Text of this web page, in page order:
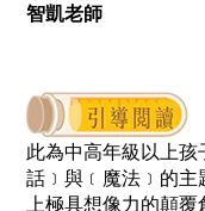
智凱老師
此為中高年級以上
話﹞與﹝魔法﹞的主
上極具想像力的顛